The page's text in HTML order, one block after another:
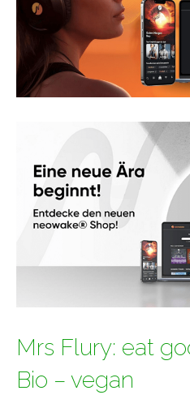
Mrs Flury: eat
Bio – vegan